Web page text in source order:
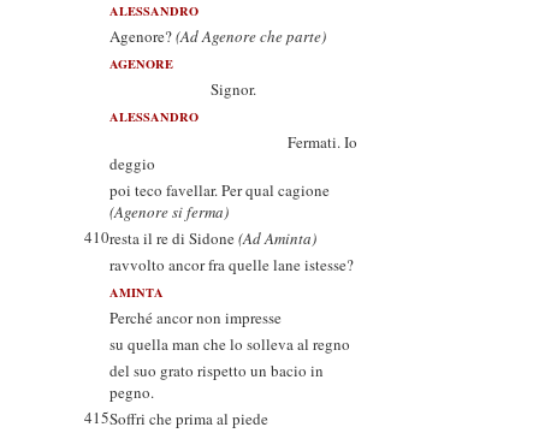
ALESSANDRO
Agenore?(Ad Agenore che parte)
AGENORE
Signor.
ALESSANDRO
Fermati. Io
deggio
poi teco favellar. Per qual cagione
(Agenore si ferma)
410resta il re di Sidone(Ad Aminta)
ravvolto ancor fra quelle lane istesse?
AMINTA
Perché ancor non impresse
su quella man che lo solleva al regno
del suo grato rispetto un bacio in
pegno.
415Soffri che prima al piede